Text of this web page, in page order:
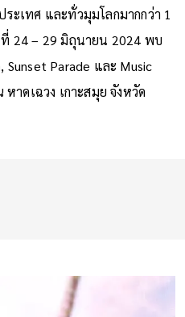
ะเทศ และทั่วมุมโลกมากกว่า 1
24 – 29 มิถุนายน 2024 พบ
Sunset Parade และ Music
าดเฉวง เกาะสมุย จังหวัด